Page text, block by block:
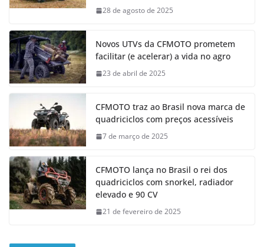
28 de agosto de 2025
Novos UTVs da CFMOTO prometem
facilitar (e acelerar) a vida no agro
23 de abril de 2025
CFMOTO traz ao Brasil nova marca de
quadriciclos com preços acessíveis
7 de março de 2025
CFMOTO lança no Brasil o rei dos
quadriciclos com snorkel, radiador
elevado e 90 CV
21 de fevereiro de 2025